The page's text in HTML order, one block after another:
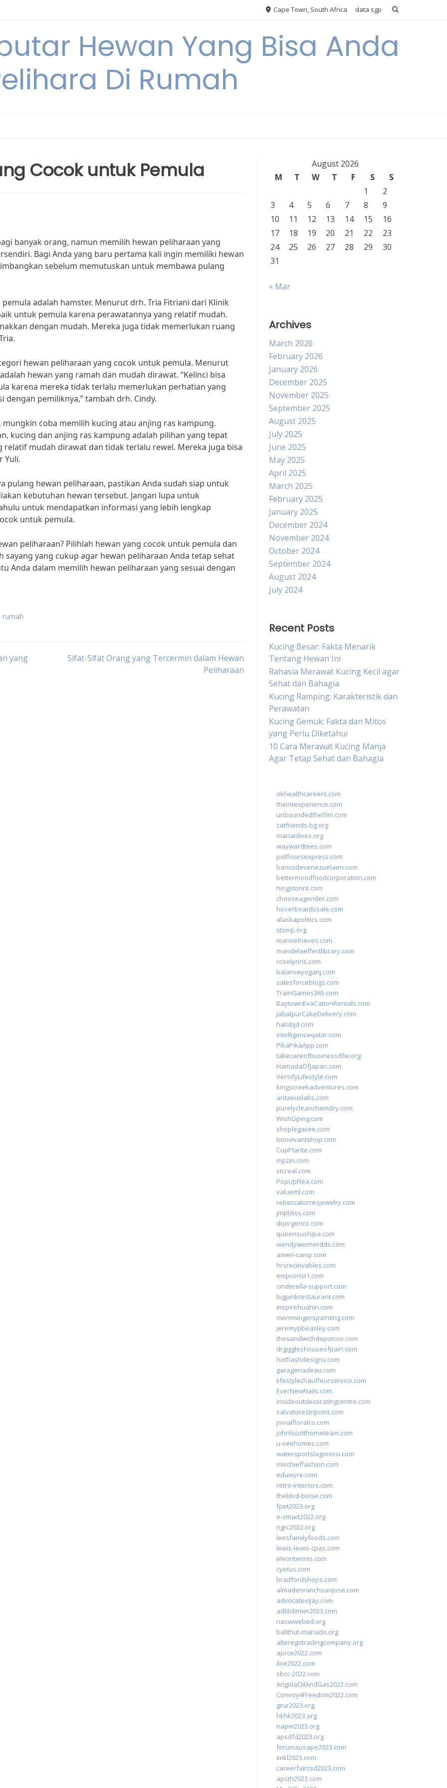
Cape Town, South Africa data sgp
Hewan Yang Bisa Anda
Di Rumah
Cocok untuk Pemula
banyak orang, namun memilih hewan peliharaan yang
Bagi Anda yang baru pertama kali ingin memiliki hewan
sebelum memutuskan untuk membawa pulang
adalah hamster. Menurut drh. Tria Fitriani dari Klinik
untuk pemula karena perawatannya yang relatif mudah.
dengan mudah. Mereka juga tidak memerlukan ruang
hewan peliharaan yang cocok untuk pemula. Menurut
hewan yang ramah dan mudah dirawat. “Kelinci bisa
karena mereka tidak terlalu memerlukan perhatian yang
pemiliknya,” tambah drh. Cindy.
coba memilih kucing atau anjing ras kampung.
kucing dan anjing ras kampung adalah pilihan yang tepat
relatif mudah dirawat dan tidak terlalu rewel. Mereka juga bisa
Yuli.
pulang hewan peliharaan, pastikan Anda sudah siap untuk
kebutuhan hewan tersebut. Jangan lupa untuk
untuk mendapatkan informasi yang lebih lengkap
untuk pemula.
peliharaan? Pilihlah hewan yang cocok untuk pemula dan
yang cukup agar hewan peliharaan Anda tetap sehat
Anda dalam memilih hewan peliharaan yang sesuai dengan
rumah
yang
Sifat-Sifat Orang yang Tercermin dalam Hewan
Peliharaan
August 2026
M
T W T F S
S
1
2
3
4 5 6 7 8
9
10
11 12 13 14 15
16
17
18 19 20 21 22
23
24
25 26 27 28 29
30
31
« Mar
Archives
March 2026
February 2026
January 2026
December 2025
November 2025
September 2025
August 2025
July 2025
June 2025
May 2025
April 2025
March 2025
February 2025
January 2025
December 2024
November 2024
October 2024
September 2024
August 2024
July 2024
Recent Posts
Kucing Besar: Fakta Menarik
Tentang Hewan Ini
Rahasia Merawat Kucing Kecil agar
Sehat dan Bahagia
Kucing Ramping: Karakteristik dan
Perawatan
Kucing Gemuk: Fakta dan Mitos
yang Perlu Diketahui
10 Cara Merawat Kucing Manja
Agar Tetap Sehat dan Bahagia
okhealthcareers.com
theintexperience.com
unboundedthefilm.com
catfriends-bg.org
marianlives.org
waywardtees.com
pidfloorsexpress.com
bancodevenezuelaen.com
bettermoodfoodcorporation.com
hingstonnt.com
chooseagender.com
hoverboardssale.com
alaskapolitics.com
stsmp.org
manoelneves.com
mandelaeffectlibrary.com
roselynns.com
balanceyoganj.com
salesforceblogs.com
TrainGames365.com
BaytownEvaCationRentals.com
JabalpurCakeDelivery.com
halobjd.com
intelligenceqatar.com
PikaPikaApp.com
takecareofbusinessdfw.org
HamadaOfJapan.com
VersifyLifestyle.com
kingscreekadventures.com
antaeuslabs.com
purelycleanchemdry.com
WishOping.com
shoplegacee.com
bonvivantshop.com
CupPlante.com
mpzin.com
stcreal.com
PopUpFlea.com
valueml.com
rebeccatorresjewelry.com
jmpbliss.com
drjorgerico.com
queensushipa.com
wendyweimerdds.com
ameri-camp.com
hrsreceivables.com
empconst1.com
cinderella-support.com
bigpinkrestaurant.com
inspirehuahin.com
memmingerspainting.com
jeremypbeasley.com
thesandwichdepotcos.com
drgiggleshouseofpain.com
hotflashdesigns.com
garagenadeau.com
lifestylechauffeurservice.com
EverNewNails.com
insideoutdecoratingcentre.com
salvatoresinpoint.com
jovialfloralco.com
johnlscotthometeam.com
u-seehomes.com
watersportslagonissi.com
mischieffashion.com
eduwyre.com
retro-interiors.com
theblvd-boise.com
fpet2023.org
e-smart2022.org
ngrc2022.org
leesfamilyfoods.com
lewis-lewis-cpas.com
eleontennis.com
cyetus.com
bradfordshops.com
almadenranchsanjose.com
advocatevijay.com
adlibilimler2023.com
naswwebed.org
balithut-manado.org
alteregotradingcompany.org
aprce2022.com
ibie2022.com
sbcc-2022.com
AngolaOilAndGas2022.com
Convoy4Freedom2022.com
grur2023.org
hkhk2023.org
napm2023.org
apsdfd2023.org
forumausape2023.com
imkl2023.com
careerfaircsd2023.com
apsth2023.com